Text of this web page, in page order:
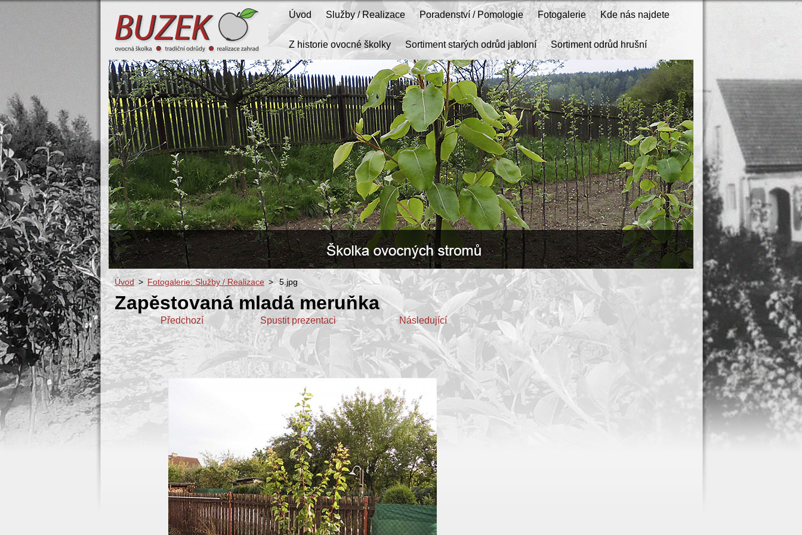
Úvod Služby / Realizace Poradenství / Pomologie Fotogalerie Kde nás najdete
Z historie ovocné školky Sortiment starých odrůd jabloní Sortiment odrůd hrušní
Úvod> Fotogalerie: Služby / Realizace > 5.jpg
Zapěstovaná mladá meruňka
Předchozí Spustit prezentaci Následující